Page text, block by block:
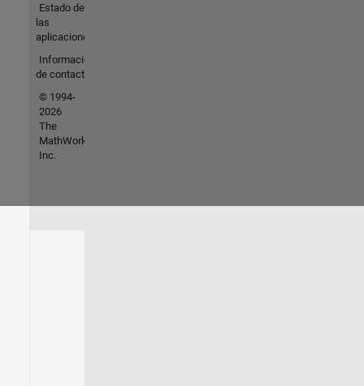
Estado de
las
aplicaciones
Información
de contacto
© 1994-
2026
The
MathWorks,
Inc.